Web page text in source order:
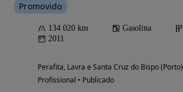
Promovido
134 020 km Gasolina
2011
Perafita, Lavra e Santa Cruz do Bispo (Porto)
Profissional • Publicado